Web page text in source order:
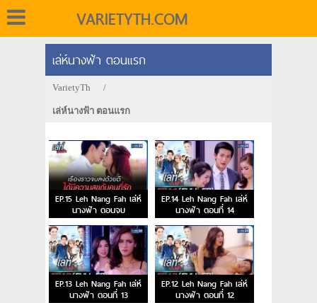
VARIETYTH.COM
เล่ห์นางฟ้า ตอนแรก
VarietyTh /
เล่ห์นางฟ้า ตอนแรก
EP.15 Leh Nang Fah เล่ห์
นางฟ้า ตอนจบ
EP.14 Leh Nang Fah เล่ห์
นางฟ้า ตอนที่ 14
EP.13 Leh Nang Fah เล่ห์
นางฟ้า ตอนที่ 13
EP.12 Leh Nang Fah เล่ห์
นางฟ้า ตอนที่ 12